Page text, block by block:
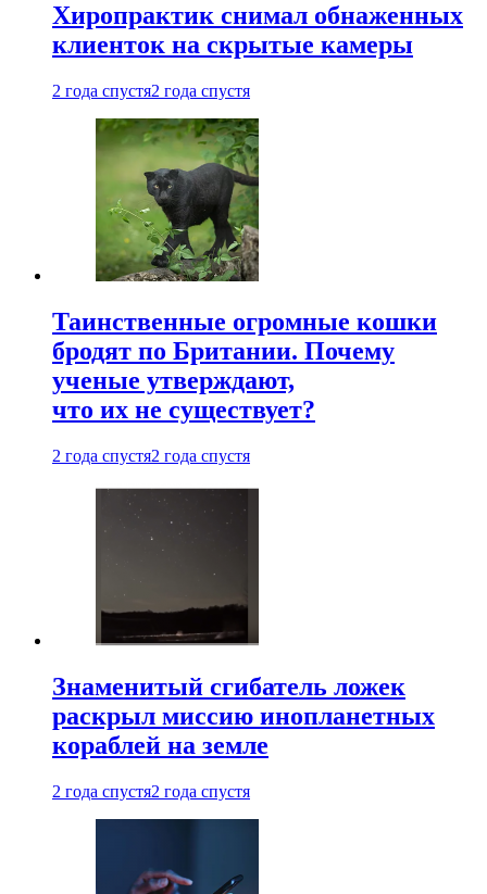
Хиропрактик снимал обнаженных
клиенток на скрытые камеры
2 года спустя2 года спустя
Таинственные огромные кошки
бродят по Британии. Почему
ученые утверждают,
что их не существует?
2 года спустя2 года спустя
Знаменитый сгибатель ложек
раскрыл миссию инопланетных
кораблей на земле
2 года спустя2 года спустя